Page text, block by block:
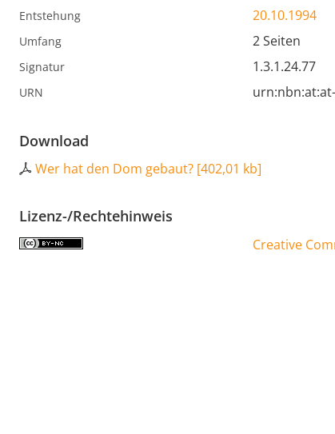
Entstehung 20.10.1994
Umfang 2 Seiten
Signatur 1.3.1.24.77
URN
Download
Wer hat den Dom gebaut? [402,01 kb]
Lizenz-/Rechtehinweis
Creative